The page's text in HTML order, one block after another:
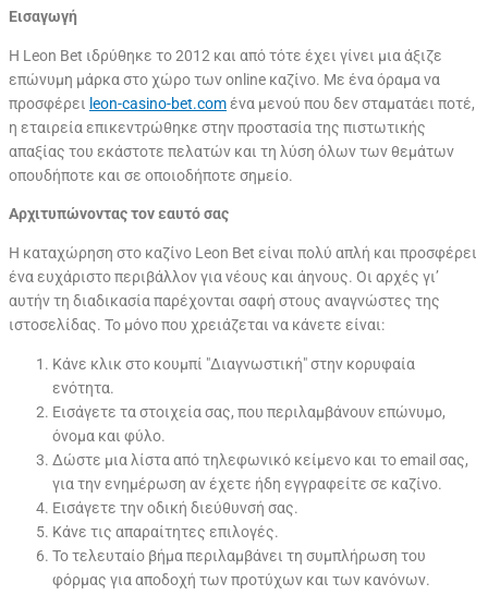
Εισαγωγή
Η Leon Bet ιδρύθηκε το 2012 και από τότε έχει γίνει μια άξιζε
επώνυμη μάρκα στο χώρο των online καζίνο. Με ένα όραμα να
προσφέρει leon-casino-bet.comένα μενού που δεν σταματάει ποτέ,
η εταιρεία επικεντρώθηκε στην προστασία της πιστωτικής
απαξίας του εκάστοτε πελατών και τη λύση όλων των θεμάτων
οπουδήποτε και σε οποιοδήποτε σημείο.
Αρχιτυπώνοντας τον εαυτό σας
Η καταχώρηση στο καζίνο Leon Bet είναι πολύ απλή και προσφέρει
ένα ευχάριστο περιβάλλον για νέους και άηνους. Οι αρχές γι’
αυτήν τη διαδικασία παρέχονται σαφή στους αναγνώστες της
ιστοσελίδας. Το μόνο που χρειάζεται να κάνετε είναι:
Κάνε κλικ στο κουμπί "Διαγνωστική" στην κορυφαία
ενότητα.
Εισάγετε τα στοιχεία σας, που περιλαμβάνουν επώνυμο,
όνομα και φύλο.
Δώστε μια λίστα από τηλεφωνικό κείμενο και το email σας,
για την ενημέρωση αν έχετε ήδη εγγραφείτε σε καζίνο.
Εισάγετε την οδική διεύθυνσή σας.
Κάνε τις απαραίτητες επιλογές.
Το τελευταίο βήμα περιλαμβάνει τη συμπλήρωση του
φόρμας για αποδοχή των προτύχων και των κανόνων.